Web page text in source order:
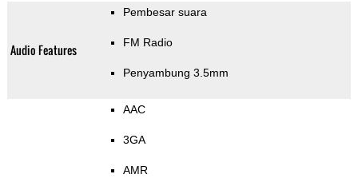
Audio Features
Pembesar suara
FM Radio
Penyambung 3.5mm
AAC
3GA
AMR